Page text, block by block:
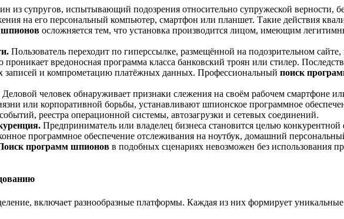
из супругов, испытывающий подозрения относительно супружеской верности,
на его персональный компьютер, смартфон или планшет. Такие действия
шпионов осложняется тем, что установка производится лицом, имеющим
Пользователь переходит по гиперссылке, размещённой на подозрительном
проникает вредоносная программа класса банковский троян или стилер.
записей и компрометацию платёжных данных. Профессиональный поиск
Деловой человек обнаруживает признаки слежения на своём рабочем смартфоне
или корпоративной борьбы, устанавливают шпионское программное
реестра операционной системы, автозагрузки и сетевых соединений.
Предприниматель или владелец бизнеса становится целью
программное обеспечение отслеживания на ноутбук, домашний
программ шпионов в подобных сценариях невозможен без использования
включает разнообразные платформы. Каждая из них формирует